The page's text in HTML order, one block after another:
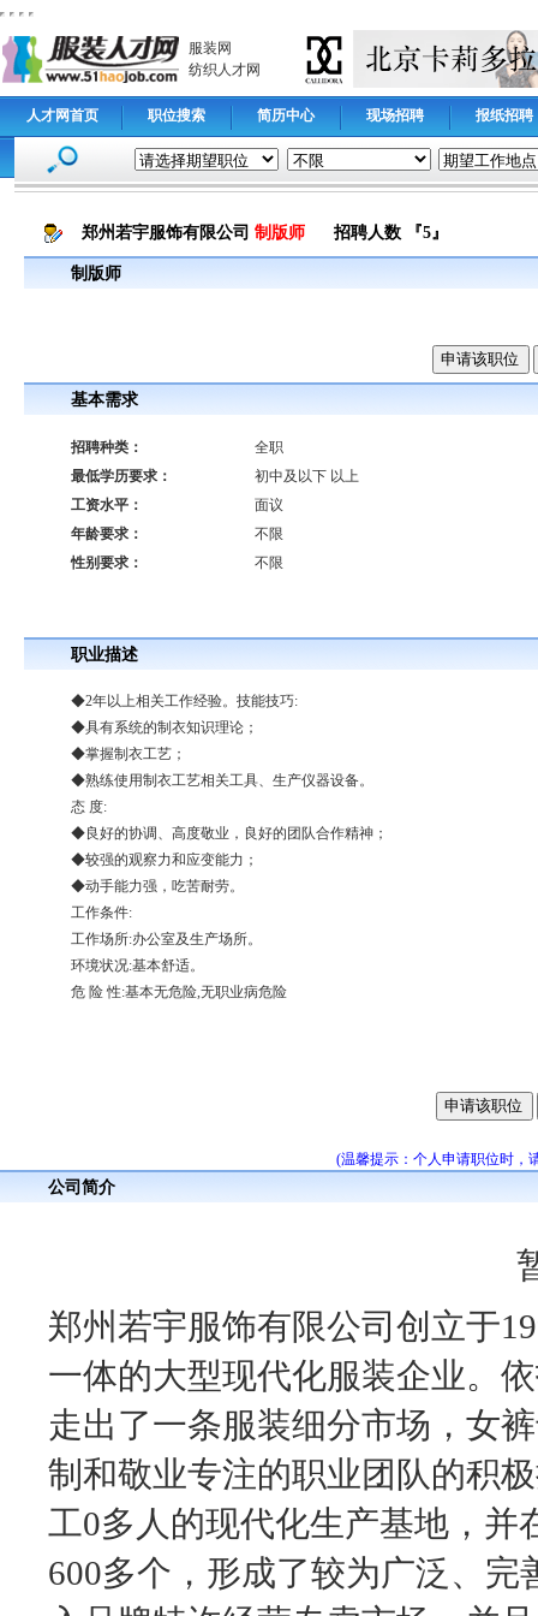
服装网
纺织人才网
人才网首页 职位搜索 简历中心 现场招聘 报纸招聘
郑州若宇服饰有限公司 制版师 招聘人数 『5』
制版师
基本需求
招聘种类：
全职
最低学历要求：
初中及以下 以上
工资水平：
面议
年龄要求：
不限
性别要求：
不限
职业描述
◆2年以上相关工作经验。技能技巧:
◆具有系统的制衣知识理论；
◆掌握制衣工艺；
◆熟练使用制衣工艺相关工具、生产仪器设备。
态 度:
◆良好的协调、高度敬业，良好的团队合作精神；
◆较强的观察力和应变能力；
◆动手能力强，吃苦耐劳。
工作条件:
工作场所:办公室及生产场所。
环境状况:基本舒适。
危 险 性:基本无危险,无职业病危险
(温馨提示：个人申请职位时，
公司简介
郑州若宇服饰有限公司创立于
一体的大型现代化服装企业。
走出了一条服装细分市场，女
制和敬业专注的职业团队的积
工0多人的现代化生产基地，并
600多个，形成了较为广泛、